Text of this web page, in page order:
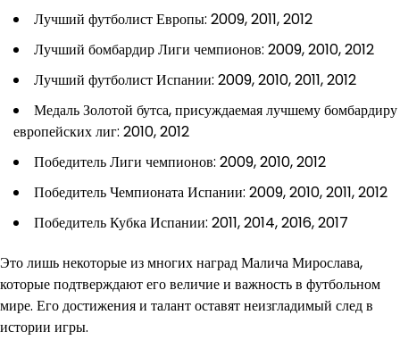
Лучший футболист Европы: 2009, 2011, 2012
Лучший бомбардир Лиги чемпионов: 2009, 2010, 2012
Лучший футболист Испании: 2009, 2010, 2011, 2012
Медаль Золотой бутса, присуждаемая лучшему бомбардиру
европейских лиг: 2010, 2012
Победитель Лиги чемпионов: 2009, 2010, 2012
Победитель Чемпионата Испании: 2009, 2010, 2011, 2012
Победитель Кубка Испании: 2011, 2014, 2016, 2017
Это лишь некоторые из многих наград Малича Мирослава,
которые подтверждают его величие и важность в футбольном
мире. Его достижения и талант оставят неизгладимый след в
истории игры.